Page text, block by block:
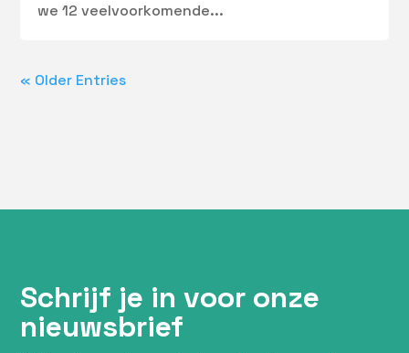
we 12 veelvoorkomende...
« Older Entries
Schrijf je in voor onze
nieuwsbrief